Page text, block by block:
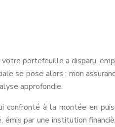
portefeuille a disparu,
se pose alors : mon
approfondie.
confronté à la montée en
par une institution